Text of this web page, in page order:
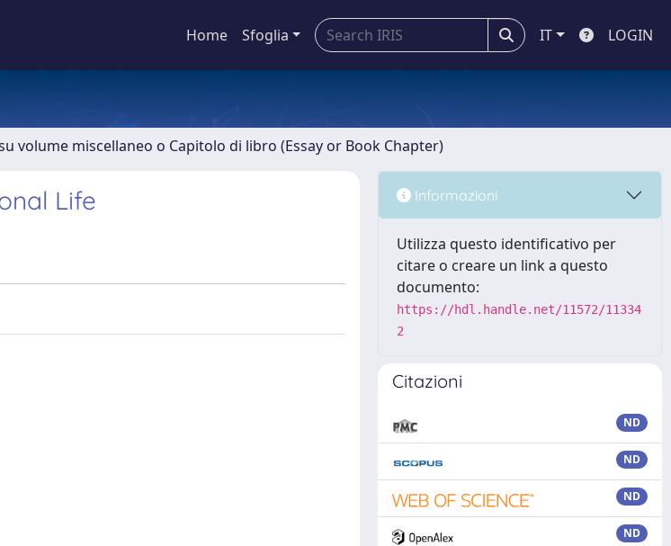
Home Sfoglia IT LOGIN
volume miscellaneo o Capitolo di libro (Essay or Book Chapter)
Life Informazioni
Utilizza questo identificativo per
citare o creare un link a questo
documento:
https://hdl.handle.net/11572/11334
2
Citazioni
ND
ND
ND
ND